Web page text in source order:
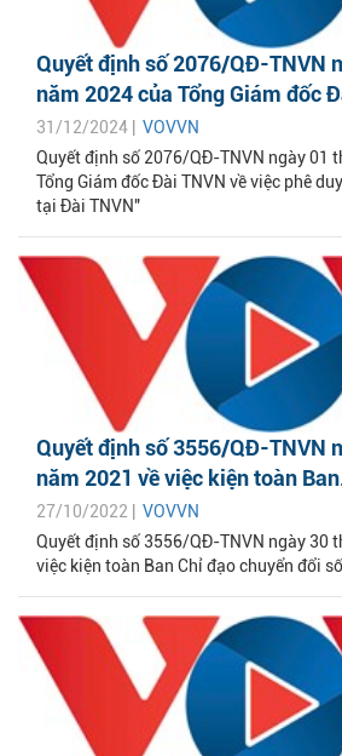
Quyết định số 2076/QĐ-TNVN
năm 2024 của Tổng Giám đốc
31/12/2024 | VOVVN
Quyết định số 2076/QĐ-TNVN ngày 01
Tổng Giám đốc Đài TNVN về việc phê
tại Đài TNVN"
Quyết định số 3556/QĐ-TNVN
năm 2021 về việc kiện toàn
27/10/2022 | VOVVN
Quyết định số 3556/QĐ-TNVN ngày 30
việc kiện toàn Ban Chỉ đạo chuyển đổi